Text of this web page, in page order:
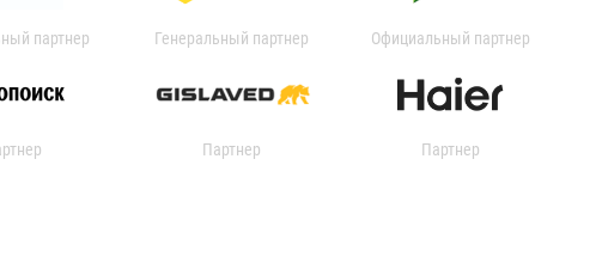
партнер Генеральный партнер Официальный партнер
Партнер Партнер